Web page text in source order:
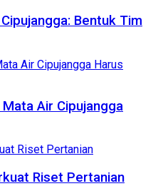
Bentuk Tim
Air Cipujangga
Riset Pertanian